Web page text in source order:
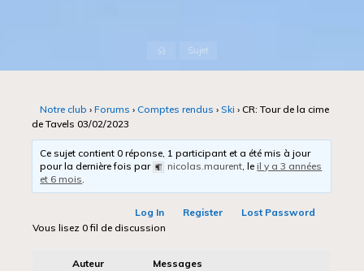
AccueilSujet
Notre club › Forums › Comptes rendus › Ski › CR: Tour de la cime
de Tavels 03/02/2023
Ce sujet contient 0 réponse, 1 participant et a été mis à jour
pour la dernière fois par
nicolas.maurent, leil y a 3 années
et 6 mois.
Log In Register
Lost Password
Vous lisez 0 fil de discussion
Auteur Messages